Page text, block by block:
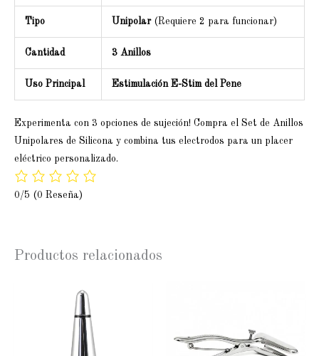
Tipo Unipolar(Requiere 2 para funcionar)
Cantidad 3 Anillos
Uso Principal Estimulación E-Stim del Pene
Experimenta con 3 opciones de sujeción! Compra el Set de Anillos
Unipolares de Silicona y combina tus electrodos para un placer
eléctrico personalizado.
0/5 (0 Reseña)
Productos relacionados